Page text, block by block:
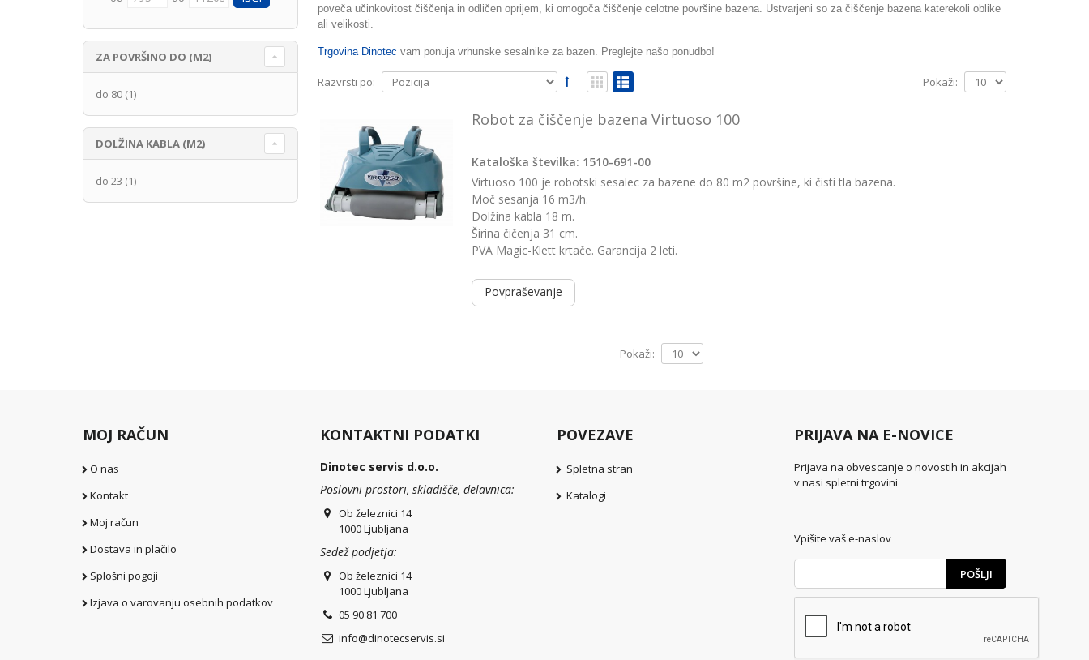
poveča učinkovitost čiščenja in odličen oprijem, ki omogoča čiščenje celotne površine bazena. Ustvarjeni so za čiščenje bazena katerekoli oblike
ali velikosti.
Trgovina Dinotec vam ponuja vrhunske sesalnike za bazen. Preglejte našo ponudbo!
Razvrsti po: Pokaži:
Robot za čiščenje bazena Virtuoso 100
Kataloška številka: 1510-691-00
Virtuoso 100 je robotski sesalec za bazene do 80 m2 površine, ki čisti tla bazena.
Moč sesanja 16 m3/h.
Dolžina kabla 18 m.
Širina čičenja 31 cm.
PVA Magic-Klett krtače. Garancija 2 leti.
Povpraševanje
Pokaži:
ZA POVRŠINO DO (M2)
do 80 (1)
DOLŽINA KABLA (M2)
do 23 (1)
MOJ RAČUN
O nas
Kontakt
Moj račun
Dostava in plačilo
Splošni pogoji
Izjava o varovanju osebnih podatkov
KONTAKTNI PODATKI
Dinotec servis d.o.o.
Poslovni prostori, skladišče, delavnica:
Ob železnici 14
1000 Ljubljana
Sedež podjetja:
Ob železnici 14
1000 Ljubljana
05 90 81 700
info@dinotecservis.si
POVEZAVE
Spletna stran
Katalogi
PRIJAVA NA E-NOVICE
Prijava na obvescanje o novostih in akcijah
v nasi spletni trgovini
Vpišite vaš e-naslov
POŠLJI